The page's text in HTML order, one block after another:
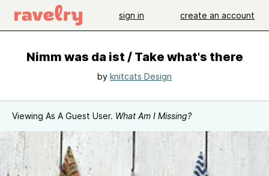
sign in create an account
Nimm was da ist / Take what's there
by knitcats Design
Viewing As A Guest User. What Am I Missing?